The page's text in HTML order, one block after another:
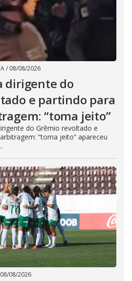
/ 08/08/2026
dirigente do
e partindo para
“toma jeito”
do Grêmio revoltado e
“toma jeito” apareceu
08/08/2026